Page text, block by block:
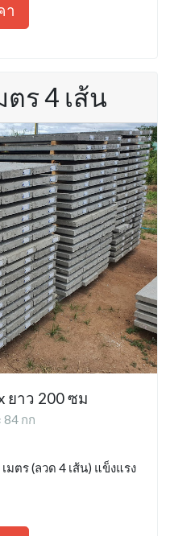
า
ร 4 เส้น
ยาว 200 ซม
84 กก
ตร (ลวด 4 เส้น) แข็งแรง